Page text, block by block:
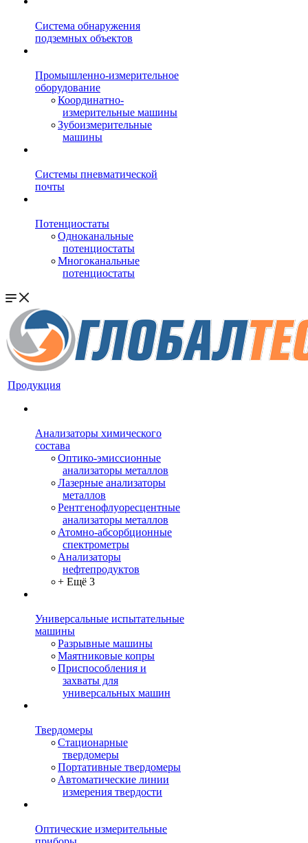
Система обнаружения
подземных объектов
Промышленно-измерительное
оборудование
Координатно-
измерительные машины
Зубоизмерительные
машины
Системы пневматической
почты
Потенциостаты
Одноканальные
потенциостаты
Многоканальные
потенциостаты
Продукция
Анализаторы химического
состава
Оптико-эмиссионные
анализаторы металлов
Лазерные анализаторы
металлов
Рентгенофлуоресцентные
анализаторы металлов
Атомно-абсорбционные
спектрометры
Анализаторы
нефтепродуктов
+ Ещё 3
Универсальные испытательные
машины
Разрывные машины
Маятниковые копры
Приспособления и
захваты для
универсальных машин
Твердомеры
Стационарные
твердомеры
Портативные твердомеры
Автоматические линии
измерения твердости
Оптические измерительные